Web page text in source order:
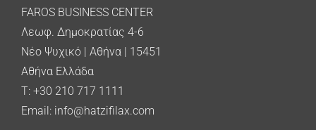
FAROS BUSINESS CENTER
Λεωφ. Δημοκρατίας 4-6
Νέο Ψυχικό | Αθήνα | 15451
Αθήνα Ελλάδα
T: +30 210 717 1111
Email: info@hatzifilax.com